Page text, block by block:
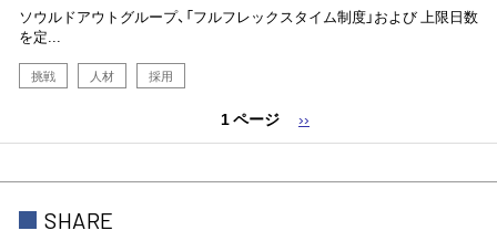
ソウルドアウトグループ、「フルフレックスタイム制度」および 上限日数
を定...
挑戦 人材 採用
ジ
1 ページ
次
ペ
››
SHARE